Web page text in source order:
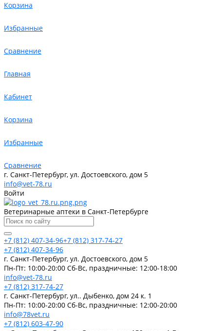
Корзина
Избранные
Сравнение
Главная
Кабинет
Корзина
Избранные
Сравнение
г. Санкт-Петербург, ул. Достоевского, дом 5
info@vet-78.ru
Войти
Ветеринарные аптеки в Санкт-Петербурге
+7 (812) 407-34-96+7 (812) 317-74-27
+7 (812) 407-34-96
г. Санкт-Петербург, ул. Достоевского, дом 5
Пн-Пт: 10:00-20:00 Cб-Вс, праздничные: 12:00-18:00
info@vet-78.ru
+7 (812) 317-74-27
г. Санкт-Петербург, ул.. Дыбенко, дом 24 к. 1
Пн-Пт: 10:00-20:00 Cб-Вс, праздничные: 12:00-20:00
info@78vet.ru
+7 (812) 603-47-90